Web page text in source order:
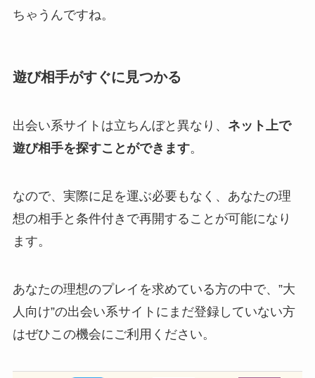
ちゃうんですね。
遊び相手がすぐに見つかる
出会い系サイトは立ちんぼと異なり、 ネット上で
遊び相手を探すことができます。
なので、実際に足を運ぶ必要もなく、あなたの理
想の相手と条件付きで再開することが可能になり
ます。
あなたの理想のプレイを求めている方の中で、”大
人向け”の出会い系サイトにまだ登録していない方
はぜひこの機会にご利用ください。